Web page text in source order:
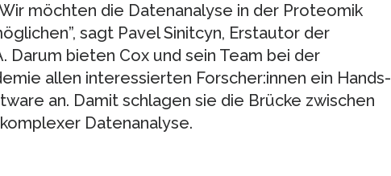
möchten die Datenanalyse in der Proteomik
sagt Pavel Sinitcyn, Erstautor der
Darum bieten Cox und sein Team bei der
allen interessierten Forscher:innen ein Hands-
an. Damit schlagen sie die Brücke zwischen
Datenanalyse.